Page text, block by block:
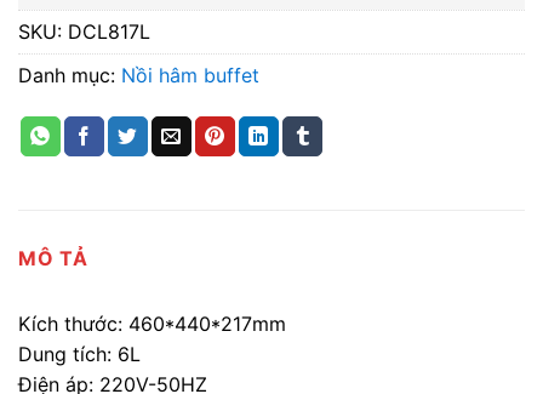
SKU: DCL817L
Danh mục: Nồi hâm buffet
MÔ TẢ
Kích thước: 460*440*217mm
Dung tích: 6L
Điện áp: 220V-50HZ